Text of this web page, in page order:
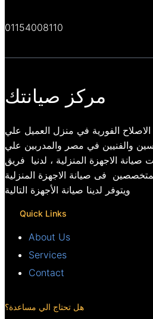
01154008110
مركز صيانتك
الفورية في منزل العميل علي
والفنيين في مصر والمدربين علي
الاجهزة المنزلية ، لدنيا فريق
فى صيانة الاجهزة المنزلية
ويتوفر لدينا صيانة الأجهزة التالية
Quick Links
About Us
Services
Contact
هل تحتاج الي مساعدة؟